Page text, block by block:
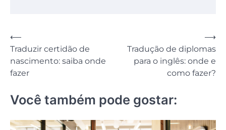
Navegação
de
Post
⟵
Traduzir certidão de
nascimento: saiba onde
fazer
Tradução de diplomas
para o inglês: onde e
como fazer?
⟶
Você também pode gostar: